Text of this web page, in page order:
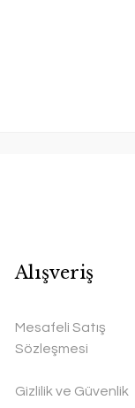
Alışveriş
Mesafeli Satış
Sözleşmesi
Gizlilik ve Güvenlik